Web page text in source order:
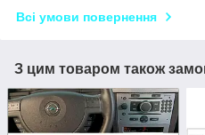
Всі умови повернення
З цим товаром також